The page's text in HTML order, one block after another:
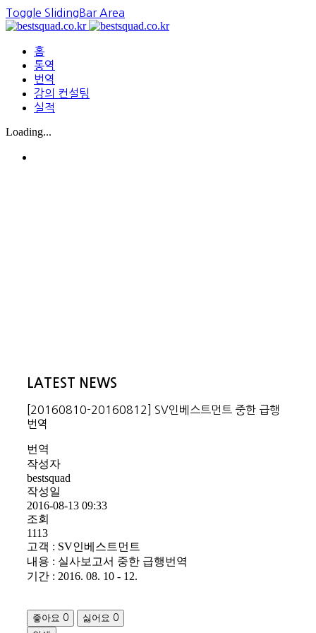
Toggle SlidingBar Area
홈
통역
번역
강의 컨설팅
실적
Loading...
LATEST NEWS
[20160810-20160812] SV인베스트먼트 중한 급행
번역
번역
작성자
bestsquad
작성일
2016-08-13 09:33
조회
1113
고객 : SV인베스트먼트
내용 : 실사보고서 중한 급행번역
기간 : 2016. 08. 10 - 12.
좋아요 0 싫어요 0